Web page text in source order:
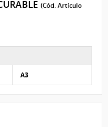
(Cód. Artículo
A3